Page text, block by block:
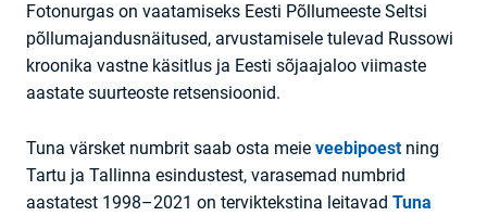
Fotonurgas on vaatamiseks Eesti Põllumeeste Seltsi
põllumajandusnäitused, arvustamisele tulevad Russowi
kroonika vastne käsitlus ja Eesti sõjaajaloo viimaste
aastate suurteoste retsensioonid.
Tuna värsket numbrit saab osta meie veebipoestning
Tartu ja Tallinna esindustest, varasemad numbrid
aastatest 1998–2021 on terviktekstina leitavad Tuna